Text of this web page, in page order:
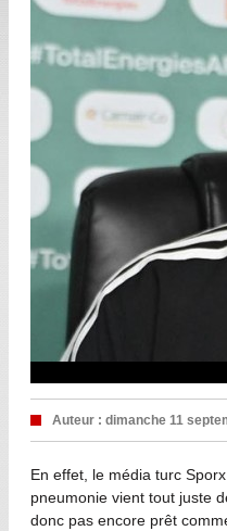
Auteur : dimanche 11
En effet, le média turc
pneumonie vient tout juste
donc pas encore prêt